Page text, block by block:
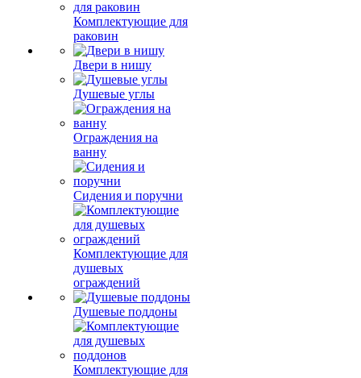
Комплектующие для
раковин
Двери в нишу
Душевые углы
Ограждения на
ванну
Сидения и поручни
Комплектующие для
душевых
ограждений
Душевые поддоны
Комплектующие для